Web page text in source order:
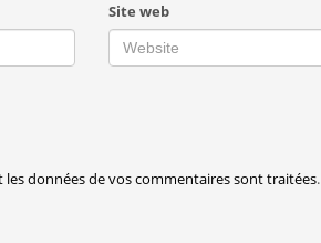
Site web
les données de vos commentaires sont traitées.